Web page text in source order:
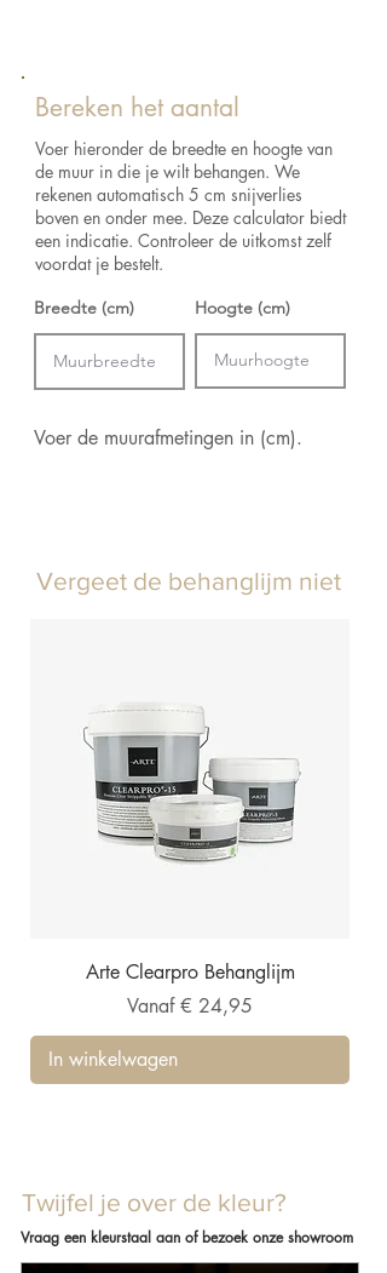
Aanzet:Vrije aanzet 0 cm
Keuze uit verschillende kleuren
Lijm:Arte Clearpro of een dispersielijm van
goede kwaliteit
Hoe verlijmen:Product bevochtigen, muur
inlijmen
de retourvoorwaarden.
Bereken het aantal
Voer hieronder de breedte en hoogte van
de muur in die je wilt behangen. We
rekenen automatisch 5 cm snijverlies
boven en onder mee. Deze calculator biedt
een indicatie. Controleer de uitkomst zelf
voordat je bestelt.
Breedte (cm) Hoogte (cm)
Voer de muurafmetingen in (cm).
Vergeet de behanglijm niet
Arte Clearpro Behanglijm
Vanaf€ 24,95
Verkoopprijs
In winkelwagen
Twijfel je over de kleur?
Vraag een kleurstaal aan of bezoek onze showroom